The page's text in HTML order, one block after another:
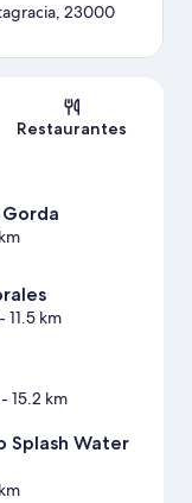
23000
Restaurantes
11.5 km
15.2 km
Splash Water